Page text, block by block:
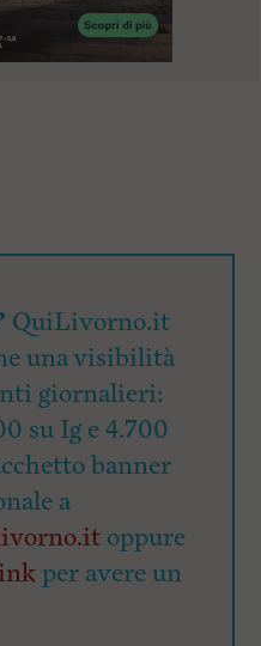
QuiLivorno.it
una visibilità
giornalieri:
su Ig e 4.700
banner
a
oppure
per avere un